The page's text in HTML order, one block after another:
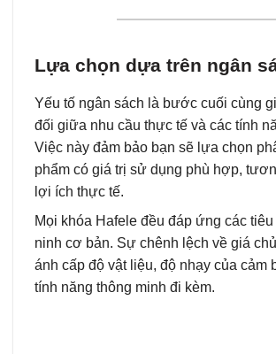
Lựa chọn dựa trên ngân
Yếu tố ngân sách là bước cuối cùng
đối giữa nhu cầu thực tế và các tính
Việc này đảm bảo bạn sẽ lựa chọn
phẩm có giá trị sử dụng phù hợp,
lợi ích thực tế.
Mọi khóa Hafele đều đáp ứng các
ninh cơ bản. Sự chênh lệch về giá
ánh cấp độ vật liệu, độ nhạy của cảm
tính năng thông minh đi kèm.